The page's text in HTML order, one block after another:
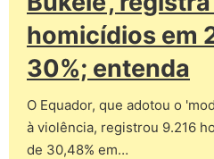
homicídios em
30%; entenda
O Equador, que adotou o
à violência, registrou 9.216
de 30,48% em…